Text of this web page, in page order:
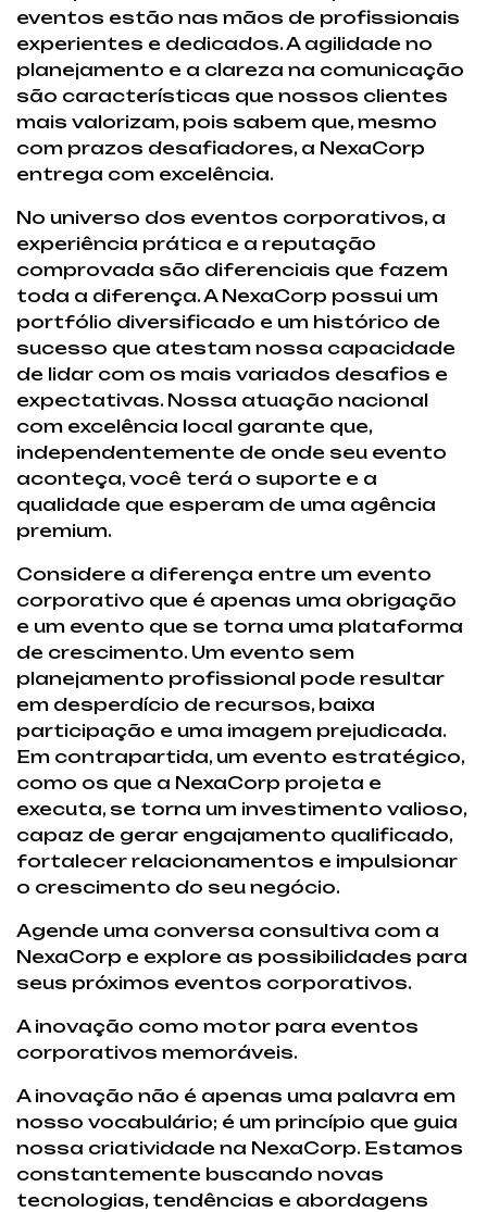
eventos estão nas mãos de profissionais
experientes e dedicados. A agilidade no
planejamento e a clareza na comunicação
são características que nossos clientes
mais valorizam, pois sabem que, mesmo
com prazos desafiadores, a NexaCorp
entrega com excelência.
No universo dos eventos corporativos, a
experiência prática e a reputação
comprovada são diferenciais que fazem
toda a diferença. A NexaCorp possui um
portfólio diversificado e um histórico de
sucesso que atestam nossa capacidade
de lidar com os mais variados desafios e
expectativas. Nossa atuação nacional
com excelência local garante que,
independentemente de onde seu evento
aconteça, você terá o suporte e a
qualidade que esperam de uma agência
premium.
Considere a diferença entre um evento
corporativo que é apenas uma obrigação
e um evento que se torna uma plataforma
de crescimento. Um evento sem
planejamento profissional pode resultar
em desperdício de recursos, baixa
participação e uma imagem prejudicada.
Em contrapartida, um evento estratégico,
como os que a NexaCorp projeta e
executa, se torna um investimento valioso,
capaz de gerar engajamento qualificado,
fortalecer relacionamentos e impulsionar
o crescimento do seu negócio.
Agende uma conversa consultiva com a
NexaCorp e explore as possibilidades para
seus próximos eventos corporativos.
A inovação como motor para eventos
corporativos memoráveis.
A inovação não é apenas uma palavra em
nosso vocabulário; é um princípio que guia
nossa criatividade na NexaCorp. Estamos
constantemente buscando novas
tecnologias, tendências e abordagens